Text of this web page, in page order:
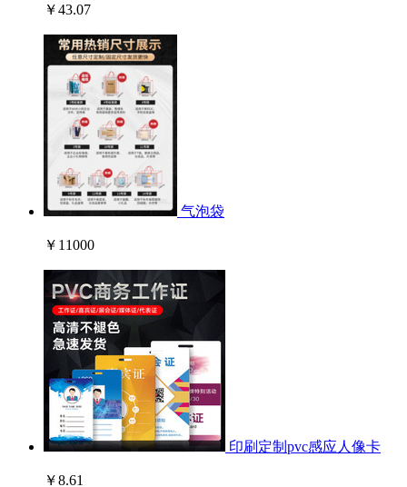
￥43.07
气泡袋
￥11000
印刷定制pvc感应人像卡
￥8.61